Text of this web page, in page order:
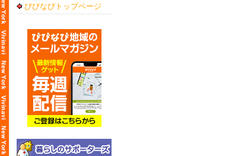
びびなびトップページ